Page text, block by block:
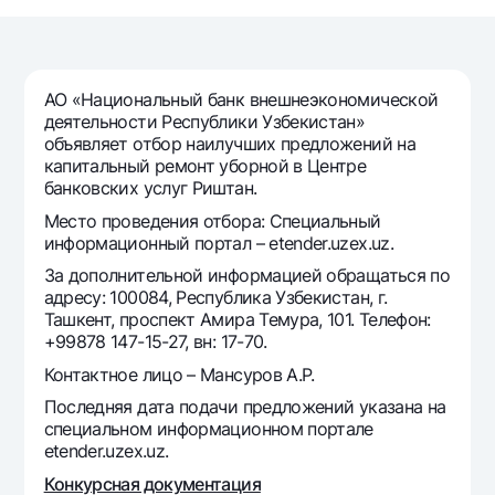
Золотые слитки от НБУ
Серебряный депозит
Visa FIFA
Mastercard
Зарплатные
Garmin pay
Тарифы
Акции
Мобильное приложение Milliy
Часто задаваемые вопросы
Ищите по сайту
Найти
Полезные ссылки
Часто задаваемые вопросы
Пресс-центр
АО «Национальный банк внешнеэкономической
деятельности Республики Узбекистан»
объявляет отбор наилучших предложений на
капитальный ремонт уборной в Центре
банковских услуг Риштан.
Место проведения отбора: Специальный
информационный портал – etender.uzex.uz.
За дополнительной информацией обращаться по
адресу: 100084, Республика Узбекистан, г.
Ташкент, проспект Амира Темура, 101. Телефон:
+99878 147-15-27, вн: 17-70.
Контактное лицо – Мансуров А.Р.
Последняя дата подачи предложений указана на
специальном информационном портале
etender.uzex.uz.
Конкурсная документация